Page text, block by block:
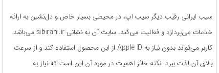
سیب ایرانی رقیب دیگر سیب اپ، در محیطی بسیار خاص و دل‌نشین به ارائه
خدمات می‌پردازد و فعالیت می‌کند. سایت آن به نشانی sibirani.ir می‌باشد.
کاربر می‌تواند بدون نیاز به Apple ID از این محصول استفاده کند و از سرعت
‌بالای آن لذت ببرد. نکته حائز اهمیت در مورد آن این است که نیاز به